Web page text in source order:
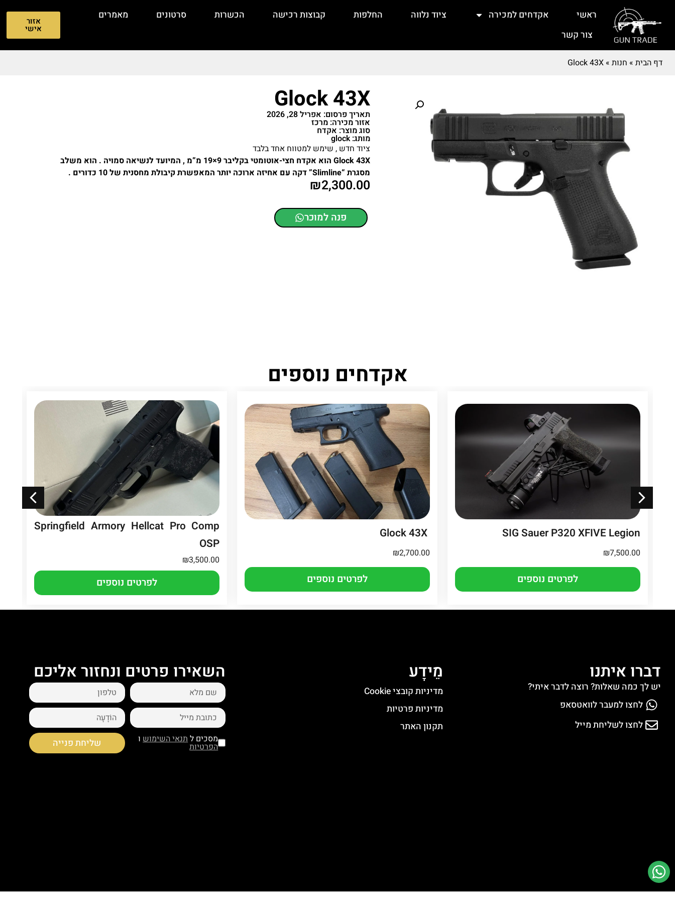
ראשי אקדחים למכירה ציוד נלווה החלפות קבוצות רכישה הכשרות סרטונים
מאמרים
צור קשר
אזור
אישי
דף הבית » חנות »
Glock 43X
Glock 43X
תאריך פרסום: אפריל 28, 2026
אזור מכירה: מרכז
סוג מוצר: אקדח
מותג: glock
ציוד חדש , שימש למטווח אחד בלבד
Glock 43X הוא אקדח חצי-אוטומטי בקליבר 9×19 מ”מ , המיועד לנשיאה סמויה . הוא משלב
מסגרת “Slimline” דקה עם אחיזה ארוכה יותר המאפשרת קיבולת מחסנית של 10 כדורים .
₪2,300.00
פנה למוכר
אקדחים נוספים
SIG Sauer P320 XFIVE Legion
₪7,500.00
לפרטים נוספים
₪2,700.00
לפרטים נוספים
Springfield Armory Hellcat Pro Comp
OSP
₪3,500.00
לפרטים נוספים
השאירו פרטים ונחזור אליכם
מסכים לתנאי השימושו
הפרטיות שליחת פנייה
מֵידָע
מדיניות קובצי Cookie
מדיניות פרטיות
תקנון האתר
דברו איתנו
יש לך כמה שאלות? רוצה לדבר איתי?
לחצו למעבר לוואטסאפ
לחצו לשליחת מייל